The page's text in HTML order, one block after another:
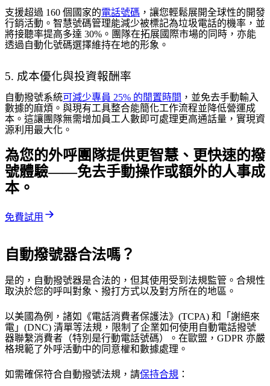
支援超過 160 個國家的電話號碼 ，讓您輕鬆展開全球性的開發
行銷活動。智慧號碼管理能減少被標記為垃圾電話的機率，並
將接聽率提高多達 30%。團隊在拓展國際市場的同時，亦能
透過自動化號碼選擇維持在地的形象。
5. 成本優化與投資報酬率
自動撥號系統可減少專員 25% 的閒置時間 ，並免去手動輸入
數據的麻煩。與現有工具整合能簡化工作流程並降低營運成
本。這讓團隊無需增加員工人數即可處理更高通話量，實現資
源利用最大化。
為您的外呼團隊提供更智慧、更快速的撥
號體驗——免去手動操作或額外的人事成
本。
免費試用
自動撥號器合法嗎？
是的，自動撥號器是合法的，但其使用受到法規監管。合規性
取決於您的呼叫對象、撥打方式以及對方所在的地區。
以美國為例，諸如《電話消費者保護法》(TCPA) 和「謝絕來
電」(DNC) 清單等法規，限制了企業如何使用自動電話撥號
器聯繫消費者（特別是行動電話號碼）。在歐盟，GDPR 亦嚴
格規範了外呼活動中的同意權和數據處理。
如需確保符合自動撥號法規，請保持合規 ：